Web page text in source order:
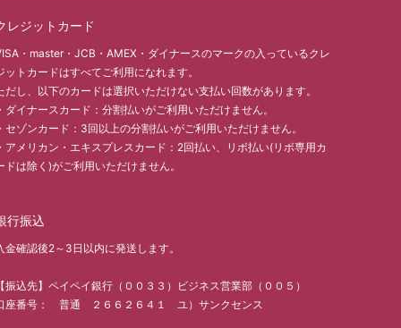
レジットカード
・master・JCB・AMEX・ダイナースのマークの入っているクレ
ットカードはすべてご利用になれます。
だし、以下のカードは選択いただけない支払い回数があります。
・ダイナースカード：分割払いがご利用いただけません。
・セゾンカード：3回以上の分割払いがご利用いただけません。
・アメリカン・エキスプレスカード：2回払い、リボ払い(リボ専用カ
ドは除く)がご利用いただけません。
行振込
金確認後2～3日以内に発送します。
【振込先】ペイペイ銀行（００３３）ビジネス営業部（００５）
座番号： 普通 ２６６２６４１ ユ）サンクセンス